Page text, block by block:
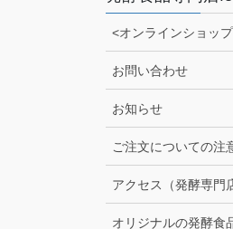
<オンラインショッ
お問い合わせ
お知らせ
ご注文についての注
アクセス（発酵専門
オリジナルの発酵食